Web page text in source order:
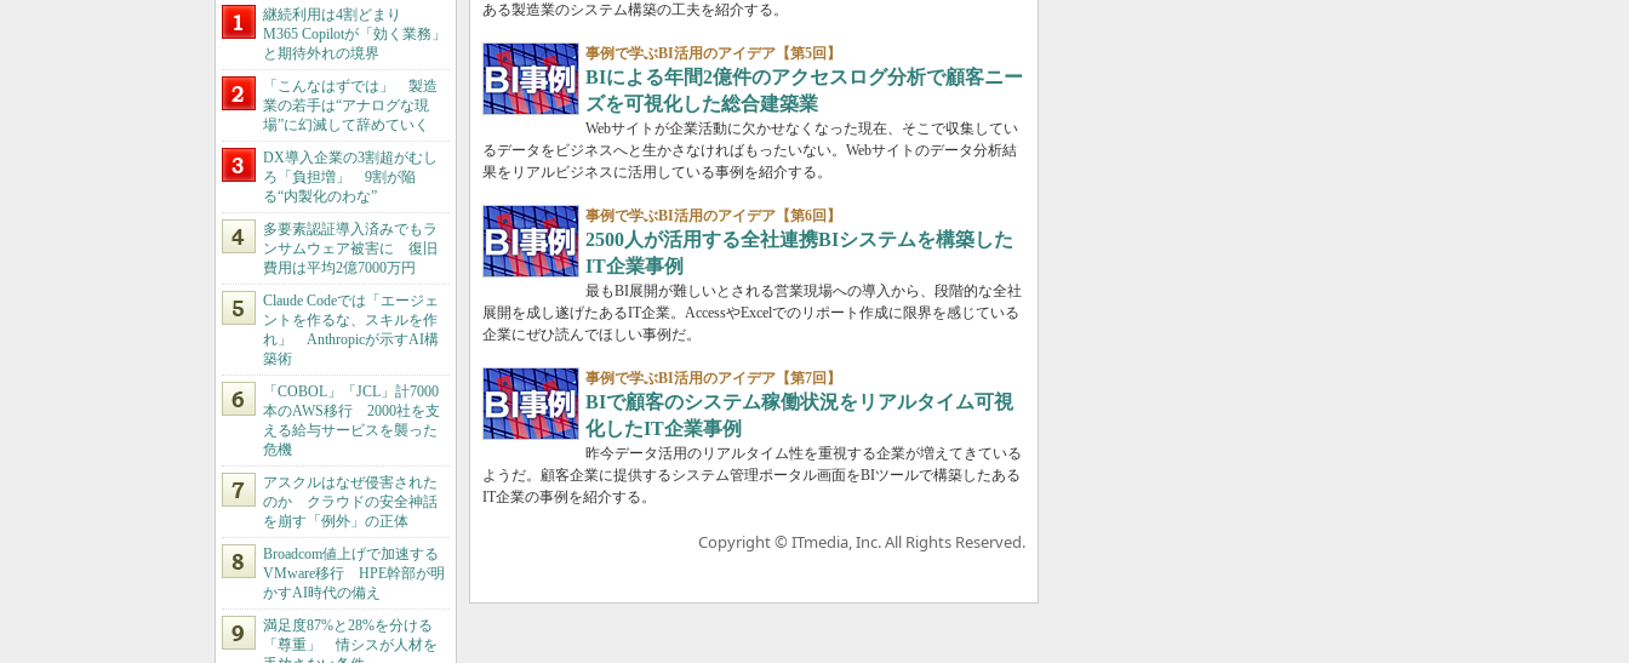
継続利用は4割どまり
M365 Copilotが「効く業務」
と期待外れの境界
「こんなはずでは」 製造
業の若手は“アナログな現
場”に幻滅して辞めていく
DX導入企業の3割超がむし
ろ「負担増」 9割が陥
る“内製化のわな”
多要素認証導入済みでもラ
ンサムウェア被害に 復旧
費用は平均2億7000万円
Claude Codeでは「エージェ
ントを作るな、スキルを作
れ」 Anthropicが示すAI構
築術
「COBOL」「JCL」計7000
本のAWS移行 2000社を支
える給与サービスを襲った
危機
アスクルはなぜ侵害された
のか クラウドの安全神話
を崩す「例外」の正体
Broadcom値上げで加速する
VMware移行 HPE幹部が明
かすAI時代の備え
満足度87%と28%を分ける
「尊重」 情シスが人材を
ある製造業のシステム構築の工夫を紹介する。
事例で学ぶBI活用のアイデア【第5回】
BIによる年間2億件のアクセスログ分析で顧客ニー
ズを可視化した総合建築業
Webサイトが企業活動に欠かせなくなった現在、そこで収集してい
るデータをビジネスへと生かさなければもったいない。Webサイトのデータ分析結
果をリアルビジネスに活用している事例を紹介する。
事例で学ぶBI活用のアイデア【第6回】
2500人が活用する全社連携BIシステムを構築した
IT企業事例
最もBI展開が難しいとされる営業現場への導入から、段階的な全社
展開を成し遂げたあるIT企業。AccessやExcelでのリポート作成に限界を感じている
企業にぜひ読んでほしい事例だ。
事例で学ぶBI活用のアイデア【第7回】
BIで顧客のシステム稼働状況をリアルタイム可視
化したIT企業事例
昨今データ活用のリアルタイム性を重視する企業が増えてきている
ようだ。顧客企業に提供するシステム管理ポータル画面をBIツールで構築したある
IT企業の事例を紹介する。
Copyright © ITmedia, Inc. All Rights Reserved.